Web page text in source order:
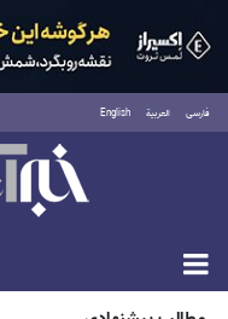
فارسی العربية English
جمعه ۱۶ مرداد ۱۴۰۵